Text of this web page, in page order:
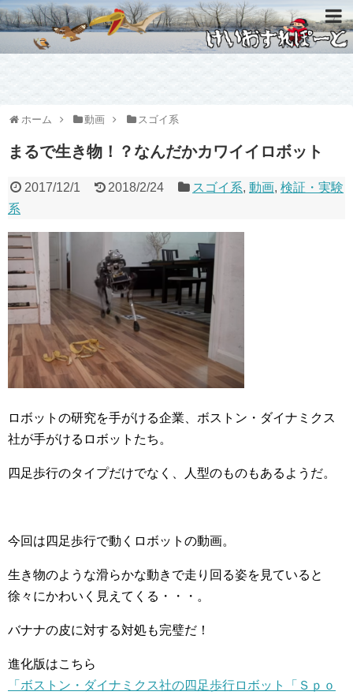
ホーム 動画 スゴイ系
まるで生き物！？なんだかカワイイロボット
2017/12/1 2018/2/24 スゴイ系,動画,検証・実験
系
ロボットの研究を手がける企業、ボストン・ダイナミクス
社が手がけるロボットたち。
四足歩行のタイプだけでなく、人型のものもあるようだ。
今回は四足歩行で動くロボットの動画。
生き物のような滑らかな動きで走り回る姿を見ていると
徐々にかわいく見えてくる・・・。
バナナの皮に対する対処も完璧だ！
進化版はこちら
「ボストン・ダイナミクス社の四足歩行ロボット「Ｓｐｏ